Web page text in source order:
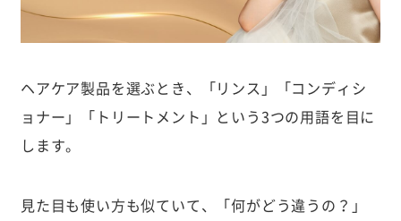
ヘアケア製品を選ぶとき、「リンス」「コンディシ
ョナー」「トリートメント」という3つの用語を目に
します。
見た目も使い方も似ていて、「何がどう違うの？」